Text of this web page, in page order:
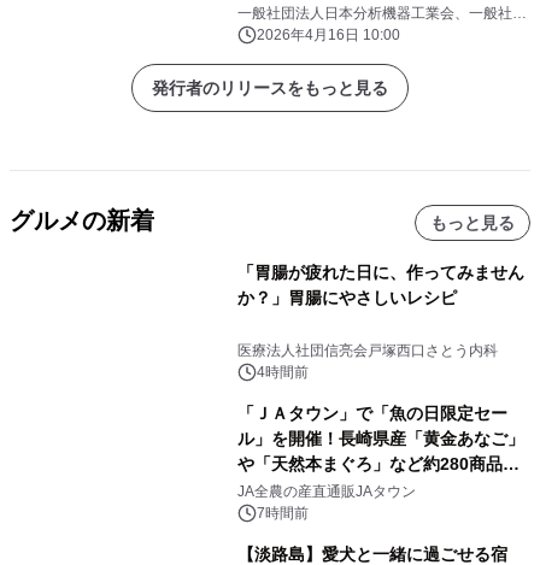
ーセッション募集開始
一般社団法人日本分析機器工業会、一般社団
法人日本科学機器協会
2026年4月16日 10:00
発行者のリリースをもっと見る
グルメの新着 もっと見る
「胃腸が疲れた日に、作ってみません
か？」胃腸にやさしいレシピ
医療法人社団信亮会戸塚西口さとう内科
4時間前
「ＪＡタウン」で「魚の日限定セー
ル」を開催！長崎県産「黄金あなご」
や「天然本まぐろ」など約280商品を
販売！～毎月１０日の定例企画～
JA全農の産直通販JAタウン
7時間前
【淡路島】愛犬と一緒に過ごせる宿